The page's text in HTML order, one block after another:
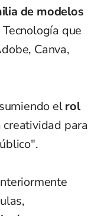
de modelos
Tecnología que
Canva,
elrol
para